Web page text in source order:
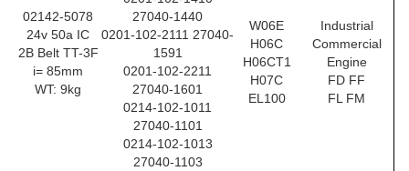
02142-5078
24v 50a IC
2B Belt TT-3F
i= 85mm
WT: 9kg
27040-1440
0201-102-2111 27040-
1591
0201-102-2211
27040-1601
0214-102-1011
27040-1101
0214-102-1013
27040-1103
W06E
H06C
H06CT1
H07C
EL100
Industrial
Commercial
Engine
FD FF
FL FM